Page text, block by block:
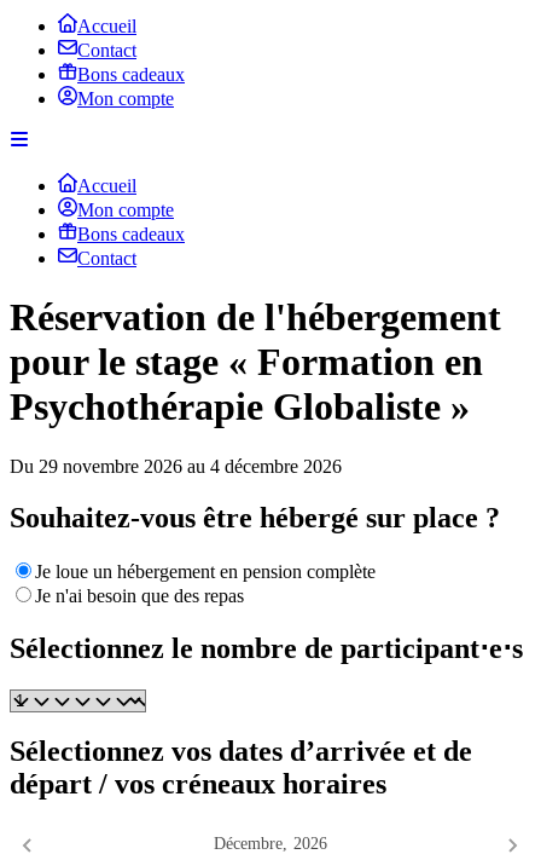
Accueil
Contact
Bons cadeaux
Mon compte
Accueil
Mon compte
Bons cadeaux
Contact
Réservation de l'hébergement
pour le stage « Formation en
Psychothérapie Globaliste »
Du 29 novembre 2026 au 4 décembre 2026
Souhaitez-vous être hébergé sur place ?
Je loue un hébergement en pension complète
Je n'ai besoin que des repas
Sélectionnez le nombre de participant⋅e⋅s
Sélectionnez vos dates d’arrivée et de
départ / vos créneaux horaires
Décembre, 2026